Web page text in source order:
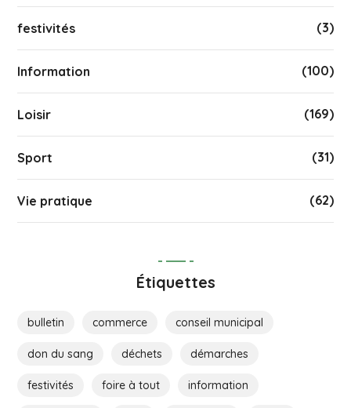
festivités (3)
Information (100)
Loisir (169)
Sport (31)
Vie pratique (62)
Étiquettes
bulletin commerce conseil municipal
don du sang déchets démarches
festivités foire à tout information